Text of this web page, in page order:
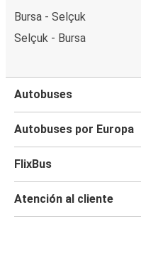
Bursa - Selçuk
Selçuk - Bursa
Autobuses
Autobuses por Europa
FlixBus
Atención al cliente